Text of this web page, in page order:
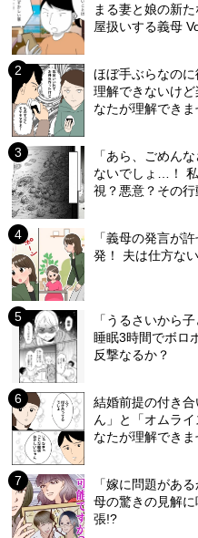
まる妻と娘の新
屋扱いする義母
ほぼ手ぶらなの
理解できないけ
なたが理解できま
「あら、ごめん
ないでしょ…！
視？悪意？その
「義母の発言が
発！ 夫は仕方な
「うるさいから
睡眠3時間でボロ
反撃なるか？
結婚前提の付き
ん」と「オムラ
なたが理解できま
「嫁に問題があ
母の驚きの見解
張!?